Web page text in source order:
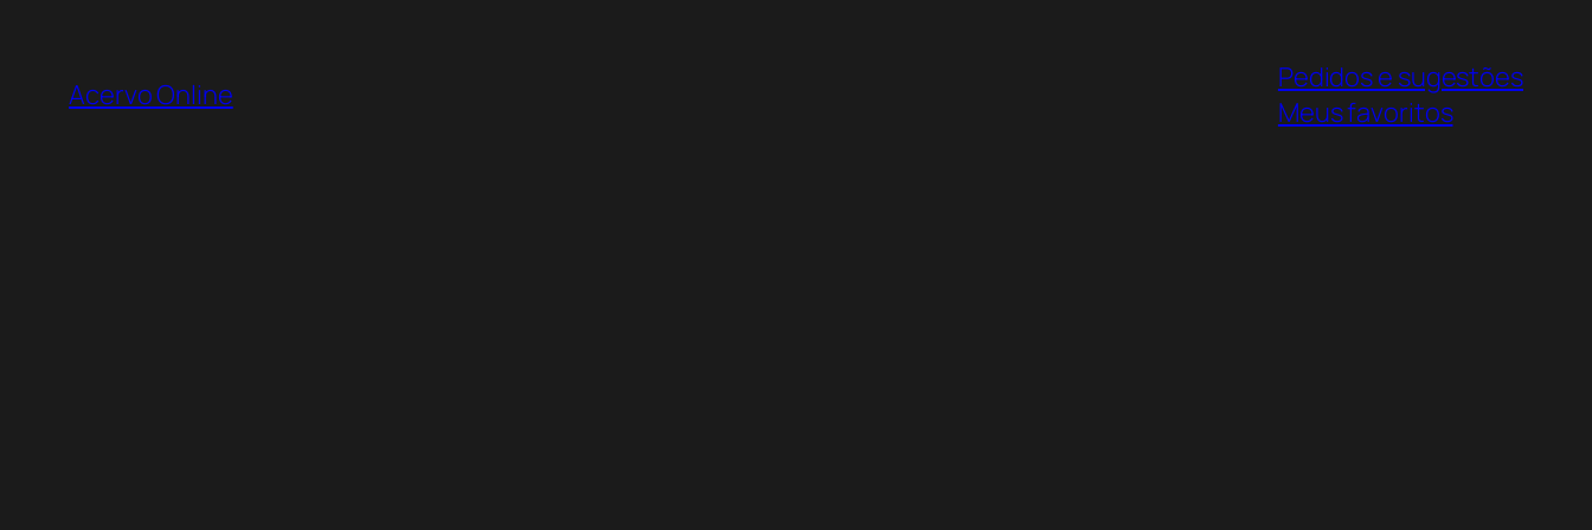
Acervo Online
Pedidos e sugestões
Meus favoritos